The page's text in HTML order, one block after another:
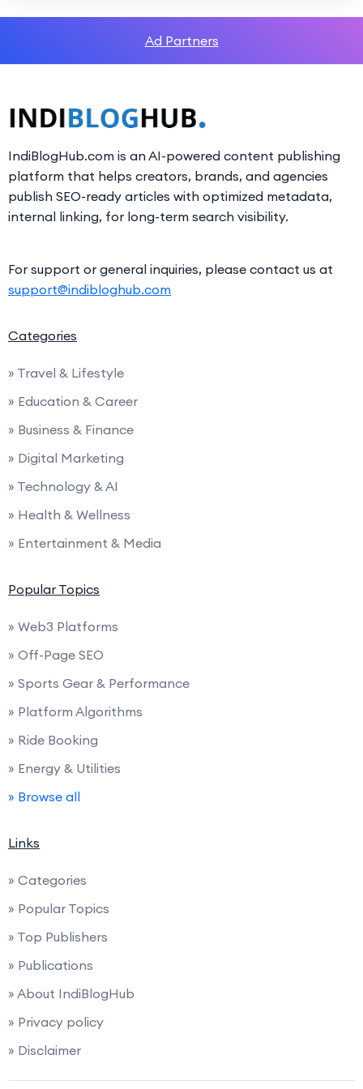
Ad Partners
IndiBlogHub.com is an AI-powered content publishing
platform that helps creators, brands, and agencies
publish SEO-ready articles with optimized metadata,
internal linking, for long-term search visibility.
For support or general inquiries, please contact us at
support@indibloghub.com
Categories
» Travel & Lifestyle
» Education & Career
» Business & Finance
» Digital Marketing
» Technology & AI
» Health & Wellness
» Entertainment & Media
Popular Topics
» Web3 Platforms
» Off-Page SEO
» Sports Gear & Performance
» Platform Algorithms
» Ride Booking
» Energy & Utilities
» Browse all
Links
» Categories
» Popular Topics
» Top Publishers
» Publications
» About IndiBlogHub
» Privacy policy
» Disclaimer